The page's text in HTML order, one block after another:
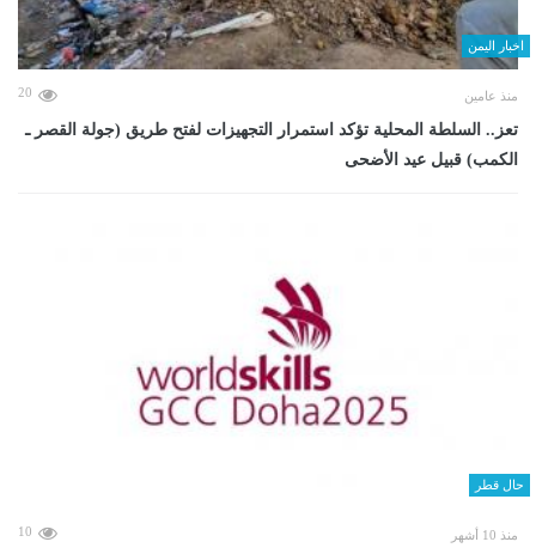
اخبار اليمن
منذ عامين 20
تعز.. السلطة المحلية تؤكد استمرار التجهيزات لفتح طريق (جولة القصر ـ
الكمب) قبيل عيد الأضحى
حال قطر
منذ 10 أشهر 10